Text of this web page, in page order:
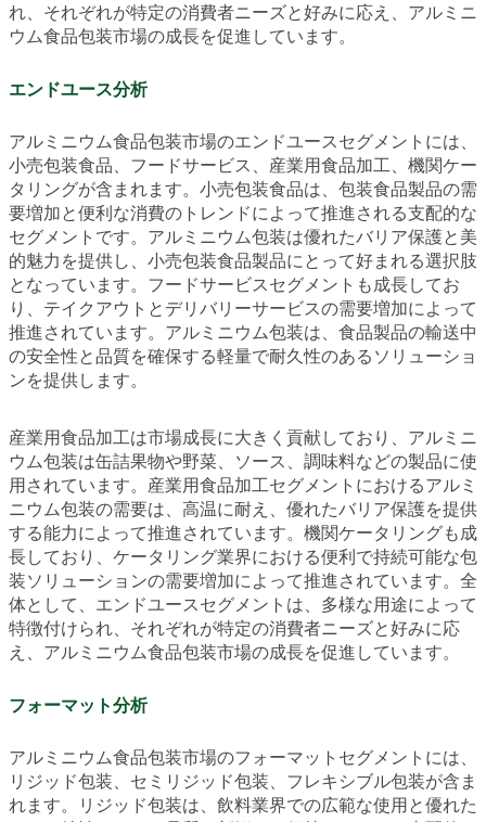
れ、それぞれが特定の消費者ニーズと好みに応え、アルミニ
ウム食品包装市場の成長を促進しています。
エンドユース分析
アルミニウム食品包装市場のエンドユースセグメントには、
小売包装食品、フードサービス、産業用食品加工、機関ケー
タリングが含まれます。小売包装食品は、包装食品製品の需
要増加と便利な消費のトレンドによって推進される支配的な
セグメントです。アルミニウム包装は優れたバリア保護と美
的魅力を提供し、小売包装食品製品にとって好まれる選択肢
となっています。フードサービスセグメントも成長してお
り、テイクアウトとデリバリーサービスの需要増加によって
推進されています。アルミニウム包装は、食品製品の輸送中
の安全性と品質を確保する軽量で耐久性のあるソリューショ
ンを提供します。
産業用食品加工は市場成長に大きく貢献しており、アルミニ
ウム包装は缶詰果物や野菜、ソース、調味料などの製品に使
用されています。産業用食品加工セグメントにおけるアルミ
ニウム包装の需要は、高温に耐え、優れたバリア保護を提供
する能力によって推進されています。機関ケータリングも成
長しており、ケータリング業界における便利で持続可能な包
装ソリューションの需要増加によって推進されています。全
体として、エンドユースセグメントは、多様な用途によって
特徴付けられ、それぞれが特定の消費者ニーズと好みに応
え、アルミニウム食品包装市場の成長を促進しています。
フォーマット分析
アルミニウム食品包装市場のフォーマットセグメントには、
リジッド包装、セミリジッド包装、フレキシブル包装が含ま
れます。リジッド包装は、飲料業界での広範な使用と優れた